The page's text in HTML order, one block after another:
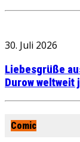
30. Juli 2026
Liebesgrüße
Durow weltweit
Comic